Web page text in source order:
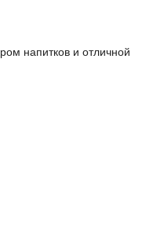
напитков и отличной